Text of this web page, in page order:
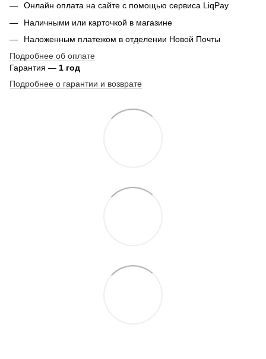
Онлайн оплата на сайте с помощью сервиса LiqPay
Наличными или карточкой в магазине
Наложенным платежом в отделении Новой Почты
Подробнее об оплате
Гарантия — 1 год
Подробнее о гарантии и возврате